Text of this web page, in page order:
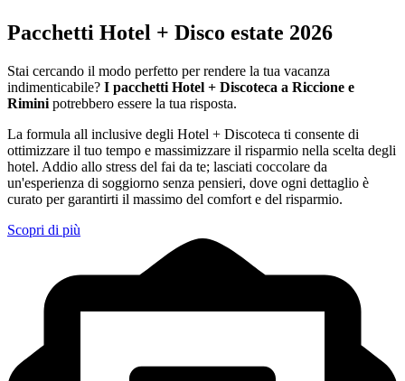
Pacchetti Hotel + Disco estate 2026
Stai cercando il modo perfetto per rendere la tua vacanza
indimenticabile? I pacchetti Hotel + Discoteca a Riccione e
Rimini potrebbero essere la tua risposta.
La formula all inclusive degli Hotel + Discoteca ti consente di
ottimizzare il tuo tempo e massimizzare il risparmio nella scelta degli
hotel. Addio allo stress del fai da te; lasciati coccolare da
un'esperienza di soggiorno senza pensieri, dove ogni dettaglio è
curato per garantirti il massimo del comfort e del risparmio.
Scopri di più